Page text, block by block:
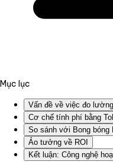
Mục lục
Vấn đề về việc đo
Cơ chế tính phí bằng
So sánh với Bong bóng
Ảo tưởng về ROI
Kết luận: Công nghệ